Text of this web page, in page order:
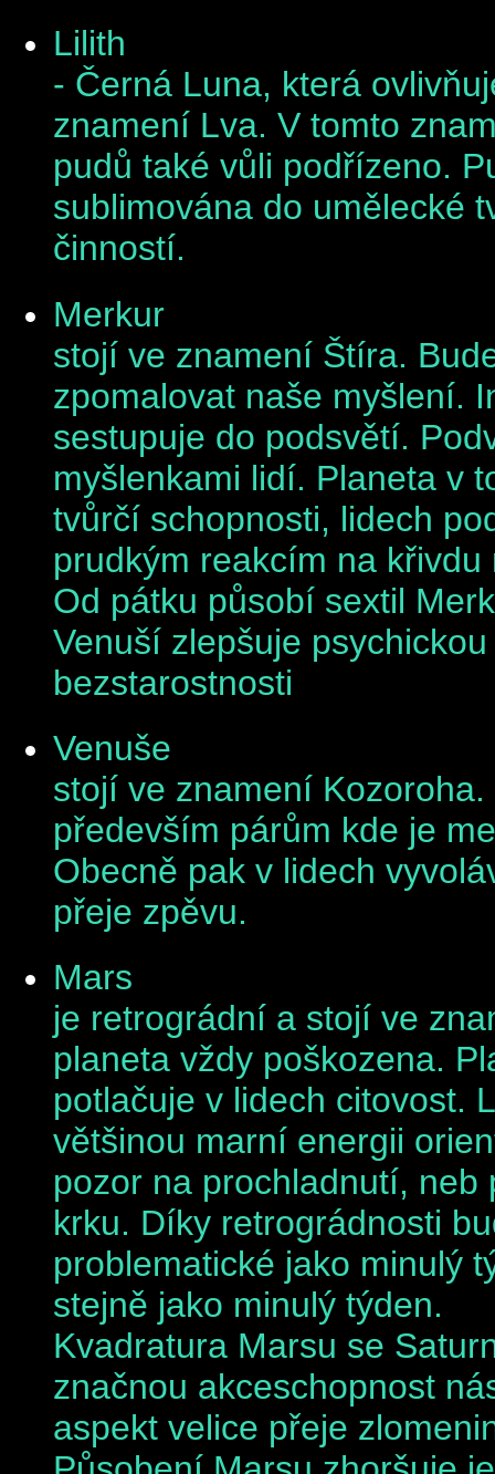
Lilith
- Černá Luna, která
znamení Lva. V tomto
pudů také vůli podřízeno.
sublimována do umělecké
činností.
Merkur
stojí ve znamení Štíra.
zpomalovat naše myšlení.
sestupuje do podsvětí.
myšlenkami lidí. Planeta v
tvůrčí schopnosti, lidech
prudkým reakcím na křivdu
Od pátku působí sextil
Venuší zlepšuje
bezstarostnosti
Venuše
stojí ve znamení
především párům kde je
Obecně pak v lidech
přeje zpěvu.
Mars
je retrográdní a stojí ve
planeta vždy poškozena.
potlačuje v lidech citovost.
většinou marní energii
pozor na prochladnutí,
krku. Díky retrográdnosti
problematické jako minulý
stejně jako minulý týden.
Kvadratura Marsu se
značnou akceschopnost
aspekt velice přeje